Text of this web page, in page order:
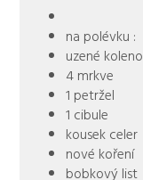
na polévku :
uzené koleno
4 mrkve
1 petržel
1 cibule
kousek celer
nové koření
bobkový list